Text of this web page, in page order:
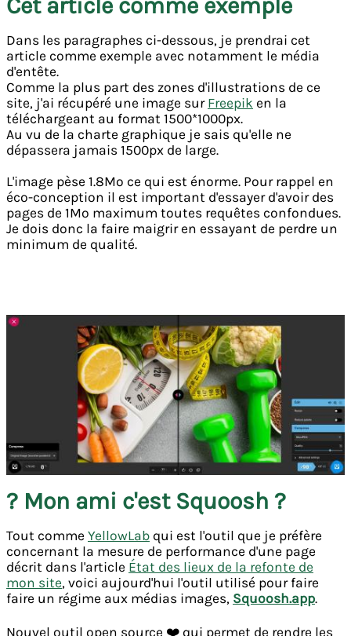
Cet article comme exemple
Dans les paragraphes ci-dessous, je prendrai cet
article comme exemple avec notamment le média
d'entête.
Comme la plus part des zones d'illustrations de ce
site, j'ai récupéré une image sur Freepik en la
téléchargeant au format 1500*1000px.
Au vu de la charte graphique je sais qu'elle ne
dépassera jamais 1500px de large.
L'image pèse 1.8Mo ce qui est énorme. Pour rappel en
éco-conception il est important d'essayer d'avoir des
pages de 1Mo maximum toutes requêtes confondues.
Je dois donc la faire maigrir en essayant de perdre un
minimum de qualité.
? Mon ami c'est Squoosh ?
Tout comme YellowLab qui est l'outil que je préfère
concernant la mesure de performance d'une page
décrit dans l'article État des lieux de la refonte de
mon site, voici aujourd'hui l'outil utilisé pour faire
faire un régime aux médias images, Squoosh.app.
Nouvel outil open source ❤️ qui permet de rendre les